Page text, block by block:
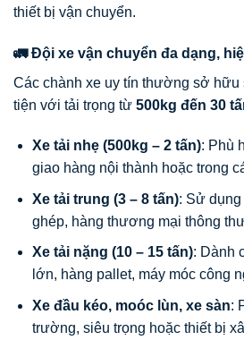
thiết bị vận chuyển.
🚛 Đội xe vận chuyển đa dạng,
Các chành xe uy tín thường sở
tiện với tải trọng từ 500kg đến 30
Xe tải nhẹ (500kg – 2 tấn): Phù
giao hàng nội thành hoặc trong
Xe tải trung (3 – 8 tấn): Sử dụng
ghép, hàng thương mại thông
Xe tải nặng (10 – 15 tấn): Dành
lớn, hàng pallet, máy móc công
Xe đầu kéo, moóc lùn, xe sàn:
trường, siêu trọng hoặc thiết bị